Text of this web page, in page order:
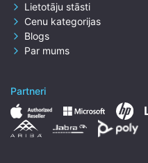
Lietotāju stāsti
Cenu kategorijas
Blogs
Par mums
Partneri